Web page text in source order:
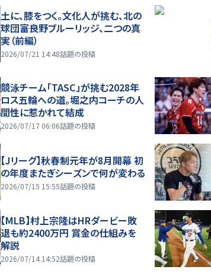
土に、膝をつく。文化人が挑む、北の
球団――富良野ブルーリッジ、二つの真
実（前編）
2026/07/21 14:48話題の投稿
競泳チーム「TASC」が挑む2028年
ロス五輪への道。堀之内コーチの人
間性に惹かれて結成
2026/07/17 06:06話題の投稿
【Jリーグ】秋春制元年が8月開幕 初
の年度またぎシーズンで何が変わる
2026/07/15 15:55話題の投稿
【MLB】村上宗隆はHRダービー敗
退も約2400万円 賞金の仕組みを
解説
2026/07/14 14:52話題の投稿